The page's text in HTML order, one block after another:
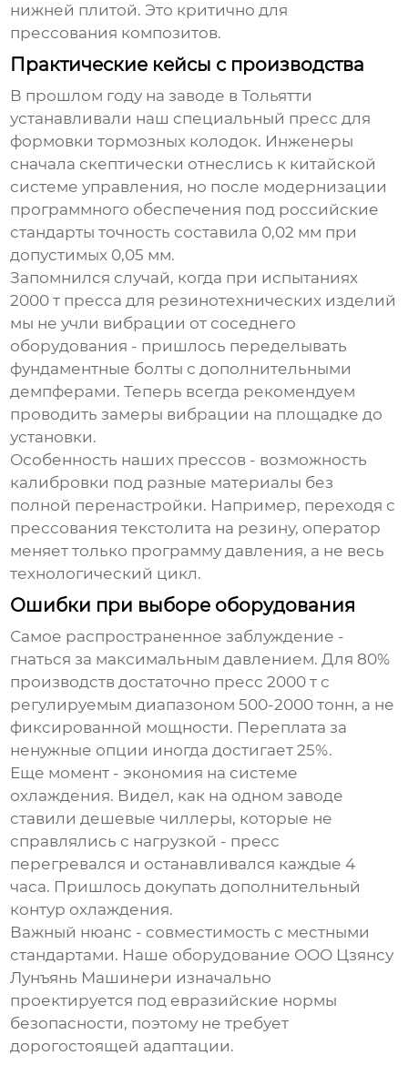
нижней плитой. Это критично для
прессования композитов.
Практические кейсы с производства
В прошлом году на заводе в Тольятти
устанавливали наш специальный пресс для
формовки тормозных колодок. Инженеры
сначала скептически отнеслись к китайской
системе управления, но после модернизации
программного обеспечения под российские
стандарты точность составила 0,02 мм при
допустимых 0,05 мм.
Запомнился случай, когда при испытаниях
2000 т пресса для резинотехнических изделий
мы не учли вибрации от соседнего
оборудования - пришлось переделывать
фундаментные болты с дополнительными
демпферами. Теперь всегда рекомендуем
проводить замеры вибрации на площадке до
установки.
Особенность наших прессов - возможность
калибровки под разные материалы без
полной перенастройки. Например, переходя с
прессования текстолита на резину, оператор
меняет только программу давления, а не весь
технологический цикл.
Ошибки при выборе оборудования
Самое распространенное заблуждение -
гнаться за максимальным давлением. Для 80%
производств достаточно пресс 2000 т с
регулируемым диапазоном 500-2000 тонн, а не
фиксированной мощности. Переплата за
ненужные опции иногда достигает 25%.
Еще момент - экономия на системе
охлаждения. Видел, как на одном заводе
ставили дешевые чиллеры, которые не
справлялись с нагрузкой - пресс
перегревался и останавливался каждые 4
часа. Пришлось докупать дополнительный
контур охлаждения.
Важный нюанс - совместимость с местными
стандартами. Наше оборудование ООО Цзянсу
Лунъянь Машинери изначально
проектируется под евразийские нормы
безопасности, поэтому не требует
дорогостоящей адаптации.